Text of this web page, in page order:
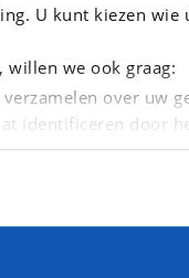
U kunt kiezen wie
willen we ook graag:
over uw
identificeren door
uw persoonlijke
dat de website